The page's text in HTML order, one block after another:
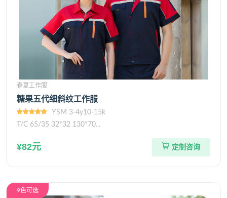
春夏工作服
糖果五代细斜纹工作服
YSM 3-4y10-15k
T/C 65/35 32*32 130*70...
¥82元 定制咨询
9色可选